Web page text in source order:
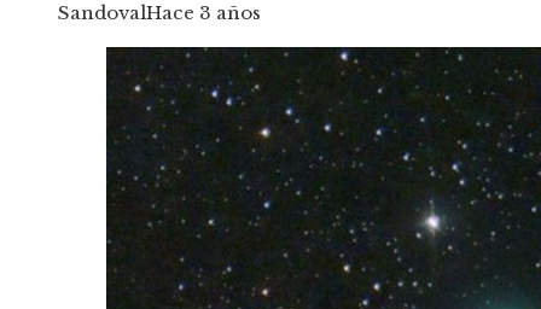
SandovalHace 3 años